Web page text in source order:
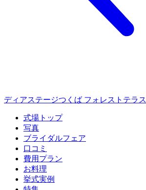
ディアステージつくば フォレストテラス
式場トップ
写真
ブライダルフェア
口コミ
費用プラン
お料理
挙式実例